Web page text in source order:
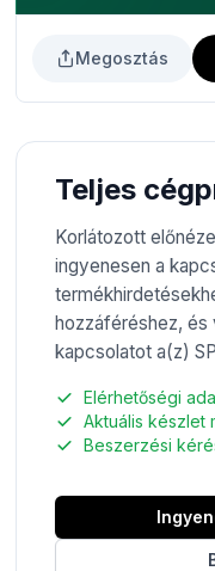
Megosztás
Teljes
Korlátozott
ingyenesen a
hozzáféréshez,
kapcsolatot a(z)
Elérhetőségi
Aktuális készlet
Beszerzési